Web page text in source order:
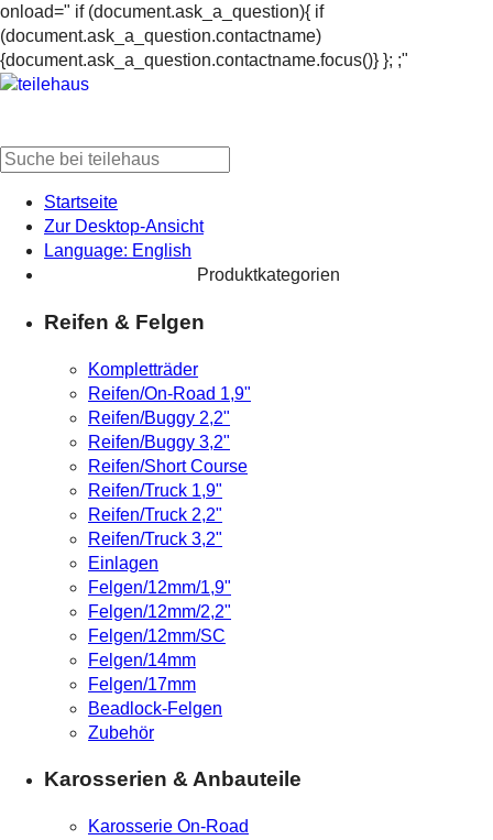
onload=" if (document.ask_a_question){ if
(document.ask_a_question.contactname)
{document.ask_a_question.contactname.focus()} }; ;"
Startseite
Zur Desktop-Ansicht
Language: English
Produktkategorien
Reifen & Felgen
Kompletträder
Reifen/On-Road 1,9"
Reifen/Buggy 2,2"
Reifen/Buggy 3,2"
Reifen/Short Course
Reifen/Truck 1,9"
Reifen/Truck 2,2"
Reifen/Truck 3,2"
Einlagen
Felgen/12mm/1,9"
Felgen/12mm/2,2"
Felgen/12mm/SC
Felgen/14mm
Felgen/17mm
Beadlock-Felgen
Zubehör
Karosserien & Anbauteile
Karosserie On-Road